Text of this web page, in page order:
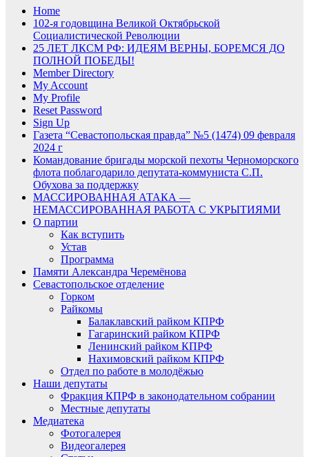
Home
102-я годовщина Великой Октябрьской
Социалистической Революции
25 ЛЕТ ЛКСМ РФ: ИДЕЯМ ВЕРНЫ, БОРЕМСЯ ДО
ПОЛНОЙ ПОБЕДЫ!
Member Directory
My Account
My Profile
Reset Password
Sign Up
Газета “Севастопольская правда” №5 (1474) 09 февраля
2024 г
Командование бригады морской пехоты Черноморского
флота поблагодарило депутата-коммуниста С.П.
Обухова за поддержку
МАССИРОВАННАЯ АТАКА —
НЕМАССИРОВАННАЯ РАБОТА С УКРЫТИЯМИ
О партии
Как вступить
Устав
Программа
Памяти Александра Черемёнова
Севастопольское отделение
Горком
Райкомы
Балаклавский райком КПРФ
Гагаринский райком КПРФ
Ленинский райком КПРФ
Нахимовский райком КПРФ
Отдел по работе в молодёжью
Наши депутаты
Фракция КПРФ в законодательном собрании
Местные депутаты
Медиатека
Фотогалерея
Видеогалерея